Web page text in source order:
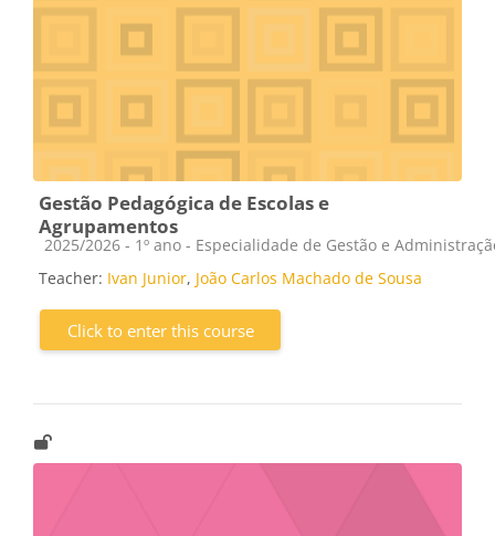
Gestão Pedagógica de Escolas e
Agrupamentos
Course category
2025/2026 - 1º ano - Especialidade de Gestão e
Teacher: Ivan Junior, João Carlos Machado de Sousa
Click to enter this course